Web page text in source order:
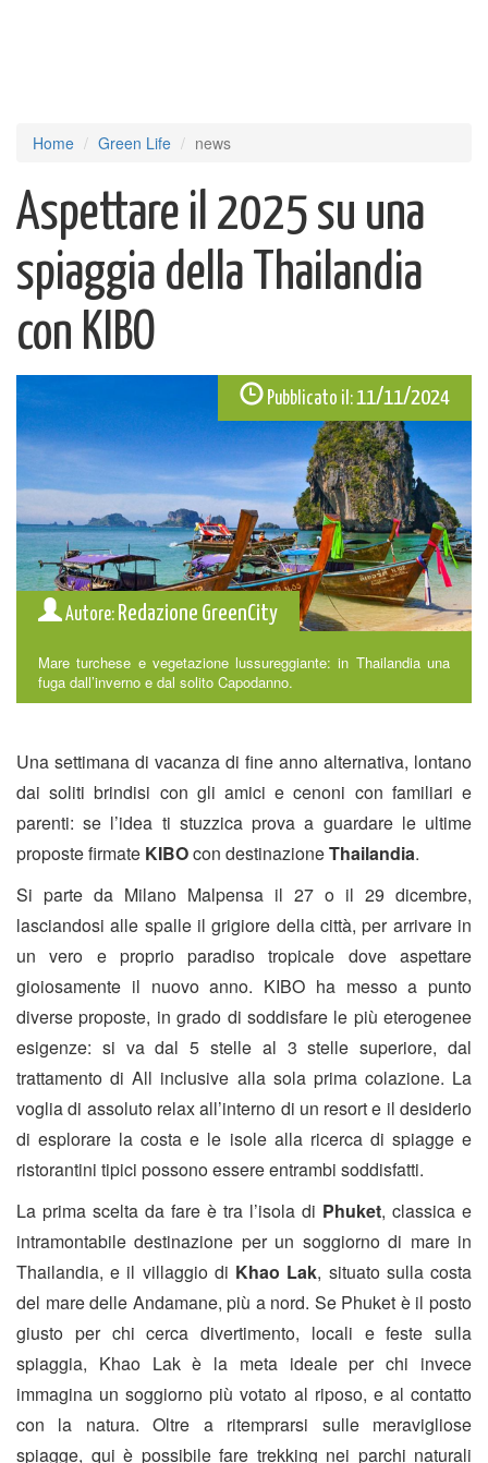
Home Green Life news
Aspettare il 2025 su una
spiaggia della Thailandia
con KIBO
Pubblicato il:11/11/2024
Autore: Redazione GreenCity
Mare turchese e vegetazione lussureggiante: in Thailandia una
fuga dall’inverno e dal solito Capodanno.
Una settimana di vacanza di fine anno alternativa, lontano
dai soliti brindisi con gli amici e cenoni con familiari e
parenti: se l’idea ti stuzzica prova a guardare le ultime
propostefirmate KIBOcon destinazioneThailandia.
Si parte da Milano Malpensa il 27 o il 29 dicembre,
lasciandosi alle spalle il grigiore della città, per arrivare in
un vero e proprio paradiso tropicale dove aspettare
gioiosamente il nuovo anno. KIBO ha messo a punto
diverse proposte, in grado di soddisfare le più eterogenee
esigenze: si va dal 5 stelle al 3 stelle superiore, dal
trattamento di All inclusive alla sola prima colazione. La
voglia di assoluto relax all’interno di un resort e il desiderio
di esplorare la costa e le isole alla ricerca di spiagge e
ristorantini tipici possono essere entrambi soddisfatti.
La prima scelta da fare è tra l’isola di Phuket, classica e
intramontabile destinazione per un soggiorno di mare in
Thailandia, e il villaggio di Khao Lak, situato sulla costa
del mare delle Andamane, più a nord. Se Phuket è il posto
giusto per chi cerca divertimento, locali e feste sulla
spiaggia, Khao Lak è la meta ideale per chi invece
immagina un soggiorno più votato al riposo, e al contatto
con la natura. Oltre a ritemprarsi sulle meravigliose
spiagge, qui è possibile fare trekking nei parchi naturali